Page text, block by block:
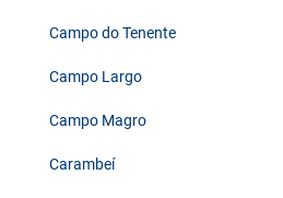
Campo do Tenente
Campo Largo
Campo Magro
Carambeí